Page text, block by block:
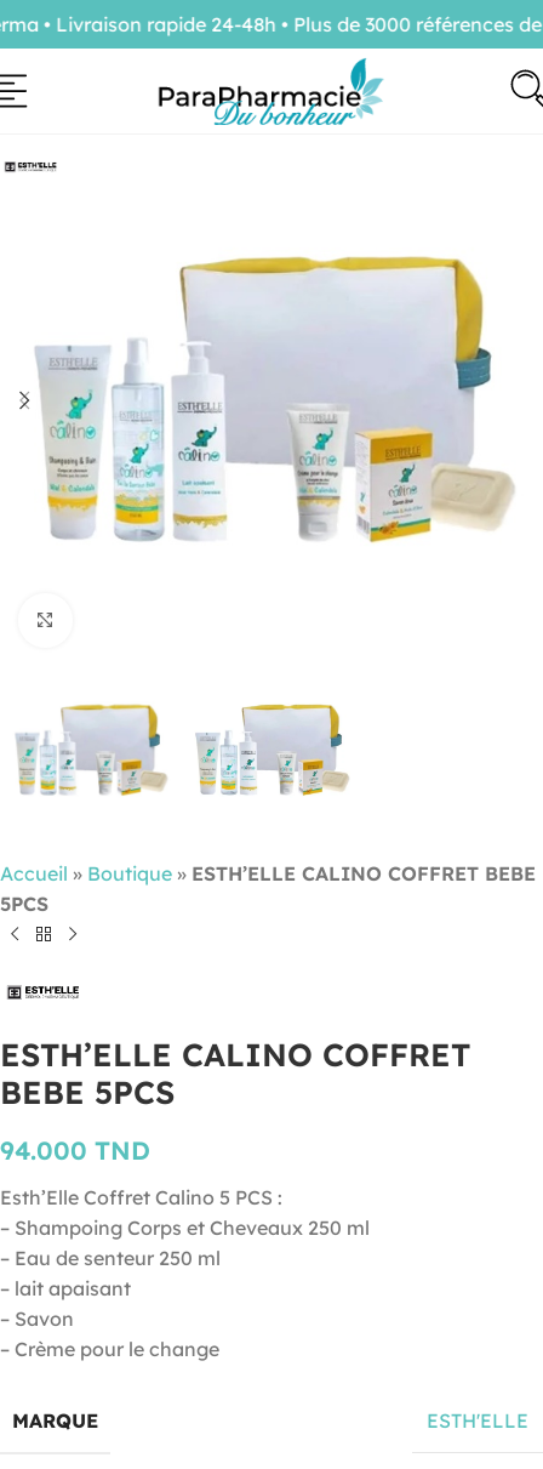
Accueil » Boutique » ESTH’ELLE CALINO COFFRET BEBE
5PCS
ESTH’ELLE CALINO COFFRET
BEBE 5PCS
94.000 TND
Esth’Elle Coffret Calino 5 PCS :
– Shampoing Corps et Cheveaux 250 ml
– Eau de senteur 250 ml
– lait apaisant
– Savon
– Crème pour le change
MARQUE ESTH'ELLE
• Livraison rapide 24-48h • Plus de 3000 références de